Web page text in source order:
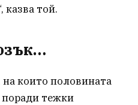
казва той.
които половината
тежки